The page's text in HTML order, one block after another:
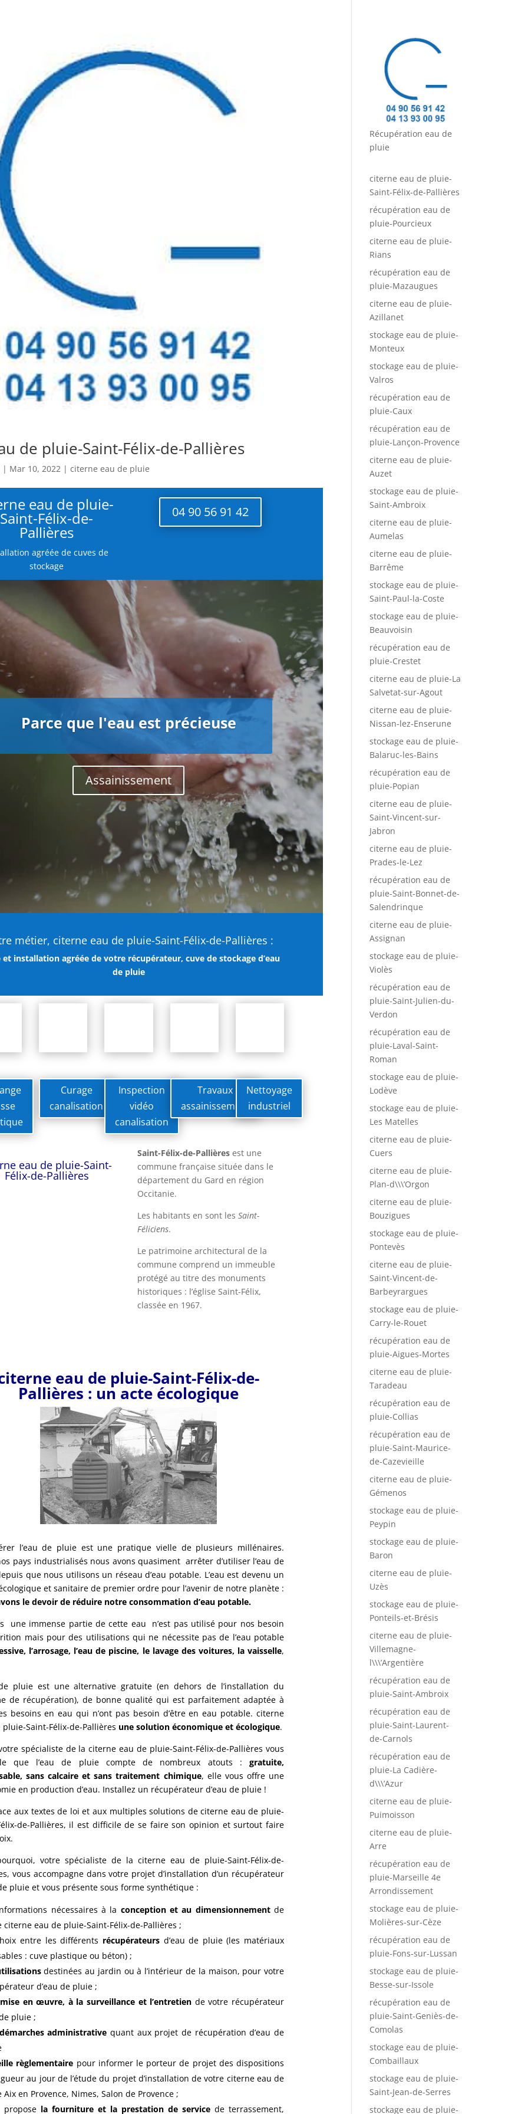
de pluie-Saint-Félix-de-Pallières
| Mar 10, 2022| citerne eau de pluie
eau de pluie-
Saint-Félix-de-
Pallières
agréée de cuves de
stockage
04 90 56 91 42
Parce que l'eau est précieuse
Assainissement
métier, citerne eau de pluie-Saint-Félix-de-Pallières :
et installation agréée de votre récupérateur, cuve de stockage d’eau
de pluie
Curage
canalisation
Inspection
vidéo
canalisation
Travaux
assainissement
Nettoyage
industriel
eau de pluie-Saint-
Félix-de-Pallières
Saint-Félix-de-Pallièresest une
commune française située dans le
département du Gard en région
Occitanie.
Les habitants en sont les Saint-
Féliciens.
Le patrimoine architectural de la
commune comprend un immeuble
protégé au titre des monuments
historiques : l’église Saint-Félix,
classée en 1967.
eau de pluie-Saint-Félix-de-
Pallières : un acte écologique
l’eau de pluie est une pratique vielle de plusieurs millénaires.
pays industrialisés nous avons quasiment arrêter d’utiliser l’eau de
que nous utilisons un réseau d’eau potable. L’eau est devenu un
et sanitaire de premier ordre pour l’avenir de notre planète :
le devoir de réduire notre consommation d’eau potable.
une immense partie de cette eau n’est pas utilisé pour nos besoin
mais pour des utilisations qui ne nécessite pas de l’eau potable
l’arrosage, l’eau de piscine, le lavage des voitures, la vaisselle,
de pluie est une alternative gratuite (en dehors de l’installation du
de récupération), de bonne qualité qui est parfaitement adaptée à
besoins en eau qui n’ont pas besoin d’être en eau potable. citerne
pluie-Saint-Félix-de-Pallières une solution économique et écologique.
spécialiste de la citerne eau de pluie-Saint-Félix-de-Pallières vous
que l’eau de pluie compte de nombreux atouts :gratuite,
sans calcaire et sans traitement chimique, elle vous offre une
en production d’eau. Installez un récupérateur d’eau de pluie !
aux textes de loi et aux multiples solutions de citerne eau de pluie-
de-Pallières, il est difficile de se faire son opinion et surtout faire
votre spécialiste de la citerne eau de pluie-Saint-Félix-de-
vous accompagne dans votre projet d’installation d’un récupérateur
pluie et vous présente sous forme synthétique :
nécessaires à la conception et au dimensionnementde
citerne eau de pluie-Saint-Félix-de-Pallières ;
entre les différents récupérateursd’eau de pluie (les matériaux
: cuve plastique ou béton) ;
destinées au jardin ou à l’intérieur de la maison, pour votre
d’eau de pluie ;
mise en œuvre, à la surveillance et l’entretien de votre récupérateur
pluie ;
administrative quant aux projet de récupération d’eau de
règlementaire pour informer le porteur de projet des dispositions
au jour de l’étude du projet d’installation de votre citerne eau de
Aix en Provence, Nimes, Salon de Provence ;
propose la fourniture et la prestation de service de terrassement,
Récupération eau de
pluie
citerne eau de pluie-
Saint-Félix-de-Pallières
récupération eau de
pluie-Pourcieux
citerne eau de pluie-
Rians
récupération eau de
pluie-Mazaugues
citerne eau de pluie-
Azillanet
stockage eau de pluie-
Monteux
stockage eau de pluie-
Valros
récupération eau de
pluie-Caux
récupération eau de
pluie-Lançon-Provence
citerne eau de pluie-
Auzet
stockage eau de pluie-
Saint-Ambroix
citerne eau de pluie-
Aumelas
citerne eau de pluie-
Barrême
stockage eau de pluie-
Saint-Paul-la-Coste
stockage eau de pluie-
Beauvoisin
récupération eau de
pluie-Crestet
citerne eau de pluie-La
Salvetat-sur-Agout
citerne eau de pluie-
Nissan-lez-Enserune
stockage eau de pluie-
Balaruc-les-Bains
récupération eau de
pluie-Popian
citerne eau de pluie-
Saint-Vincent-sur-
Jabron
citerne eau de pluie-
Prades-le-Lez
récupération eau de
pluie-Saint-Bonnet-de-
Salendrinque
citerne eau de pluie-
Assignan
stockage eau de pluie-
Violès
récupération eau de
pluie-Saint-Julien-du-
Verdon
récupération eau de
pluie-Laval-Saint-
Roman
stockage eau de pluie-
Lodève
stockage eau de pluie-
Les Matelles
citerne eau de pluie-
Cuers
citerne eau de pluie-
Plan-d\\\’Orgon
citerne eau de pluie-
Bouzigues
stockage eau de pluie-
Pontevès
citerne eau de pluie-
Saint-Vincent-de-
Barbeyrargues
stockage eau de pluie-
Carry-le-Rouet
récupération eau de
pluie-Aigues-Mortes
citerne eau de pluie-
Taradeau
récupération eau de
pluie-Collias
récupération eau de
pluie-Saint-Maurice-
de-Cazevieille
citerne eau de pluie-
Gémenos
stockage eau de pluie-
Peypin
stockage eau de pluie-
Baron
citerne eau de pluie-
Uzès
stockage eau de pluie-
Ponteils-et-Brésis
citerne eau de pluie-
Villemagne-
l\\\’Argentière
récupération eau de
pluie-Saint-Ambroix
récupération eau de
pluie-Saint-Laurent-
de-Carnols
récupération eau de
pluie-La Cadière-
d\\\’Azur
citerne eau de pluie-
Puimoisson
citerne eau de pluie-
Arre
récupération eau de
pluie-Marseille 4e
Arrondissement
stockage eau de pluie-
Molières-sur-Cèze
récupération eau de
pluie-Fons-sur-Lussan
stockage eau de pluie-
Besse-sur-Issole
récupération eau de
pluie-Saint-Geniès-de-
Comolas
stockage eau de pluie-
Combaillaux
stockage eau de pluie-
Saint-Jean-de-Serres
stockage eau de pluie-